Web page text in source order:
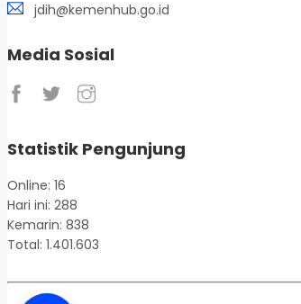
jdih@kemenhub.go.id
Media Sosial
Statistik Pengunjung
Online: 16
Hari ini: 288
Kemarin: 838
Total: 1.401.603